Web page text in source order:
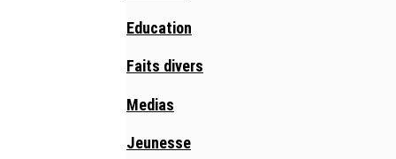
Education
Faits divers
Medias
Jeunesse